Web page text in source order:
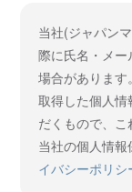
当社(ジャパン
際に氏名・メー
場合があります。
取得した個人
だくもので、こ
当社の個人情報
イバシーポリシ